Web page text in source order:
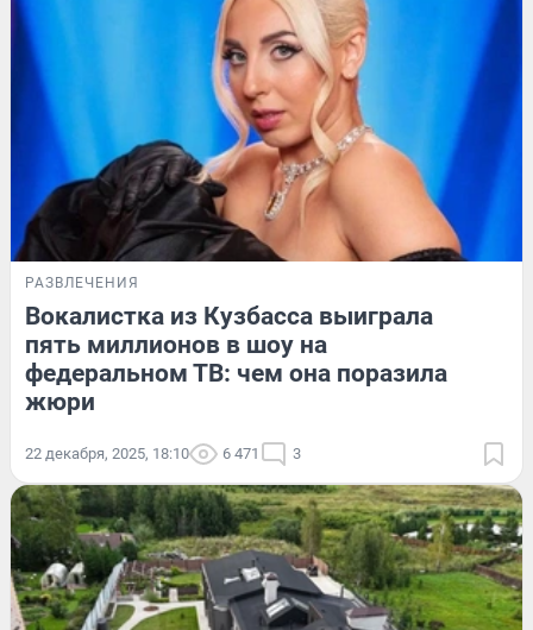
РАЗВЛЕЧЕНИЯ
Вокалистка из Кузбасса выиграла
пять миллионов в шоу на
федеральном ТВ: чем она поразила
жюри
22 декабря, 2025, 18:10 6 471 3